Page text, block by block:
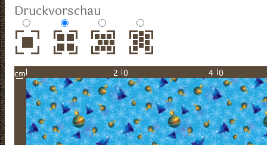
Druckvorschau
cm 20 40